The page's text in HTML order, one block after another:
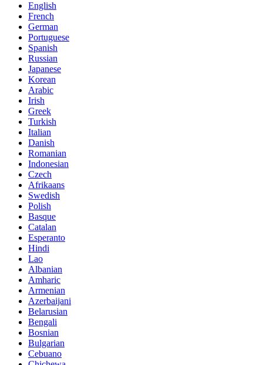
English
French
German
Portuguese
Spanish
Russian
Japanese
Korean
Arabic
Irish
Greek
Turkish
Italian
Danish
Romanian
Indonesian
Czech
Afrikaans
Swedish
Polish
Basque
Catalan
Esperanto
Hindi
Lao
Albanian
Amharic
Armenian
Azerbaijani
Belarusian
Bengali
Bosnian
Bulgarian
Cebuano